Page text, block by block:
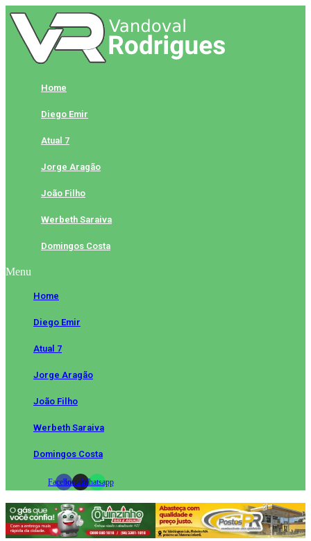
Skip
to
content
Home
Diego Emir
Atual 7
Jorge Aragão
João Filho
Werbeth Saraiva
Domingos Costa
Menu
Home
Diego Emir
Atual 7
Jorge Aragão
João Filho
Werbeth Saraiva
Domingos Costa
FacebookInstagramWhatsapp